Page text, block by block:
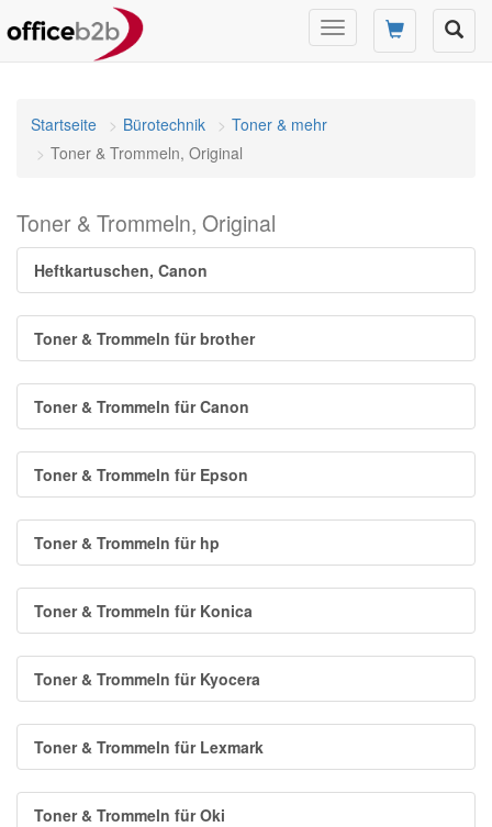
Navigation
umschalten
Startseite Bürotechnik
Toner & mehr
Toner & Trommeln, Original
Toner & Trommeln, Original
Heftkartuschen, Canon
Toner & Trommeln für brother
Toner & Trommeln für Canon
Toner & Trommeln für Epson
Toner & Trommeln für hp
Toner & Trommeln für Konica
Toner & Trommeln für Kyocera
Toner & Trommeln für Lexmark
Toner & Trommeln für Oki